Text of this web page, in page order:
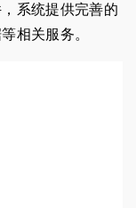
系统提供完善的
相关服务。